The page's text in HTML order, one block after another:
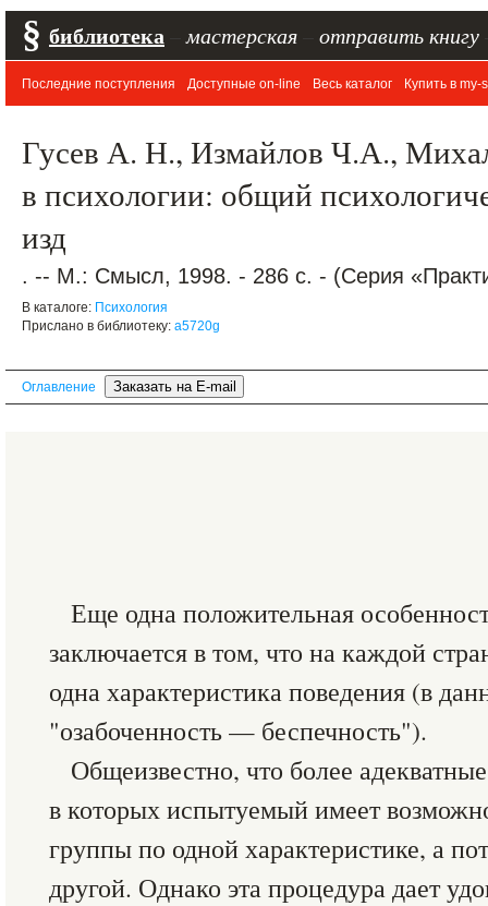
§ библиотека мастерская отправить книгу
Последние поступления Доступные on-line Весь каталог Купить в my-
Гусев А. Н., Измайлов Ч.А.,
в психологии: общий
изд
. -- М.: Смысл, 1998. - 286 с. - (Серия
В каталоге: Психология
Прислано в библиотеку: a5720g
Оглавление
Еще одна положительная
заключается в том, что на каждой
одна характеристика поведения (в
"озабоченность — беспечность").
Общеизвестно, что более
в которых испытуемый имеет
группы по одной характеристике, а
другой. Однако эта процедура дает